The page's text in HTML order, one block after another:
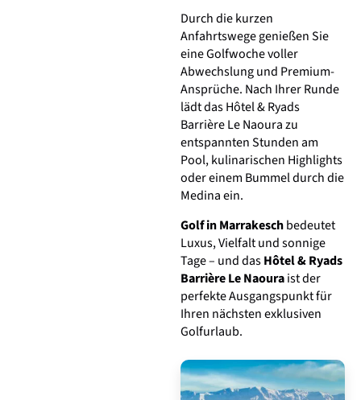
Durch die kurzen
Anfahrtswege genießen Sie
eine Golfwoche voller
Abwechslung und Premium-
Ansprüche. Nach Ihrer Runde
lädt das Hôtel & Ryads
Barrière Le Naoura zu
entspannten Stunden am
Pool, kulinarischen Highlights
oder einem Bummel durch die
Medina ein.
Golf in Marrakeschbedeutet
Luxus, Vielfalt und sonnige
Tage – und dasHôtel & Ryads
Barrière Le Naouraist der
perfekte Ausgangspunkt für
Ihren nächsten exklusiven
Golfurlaub.